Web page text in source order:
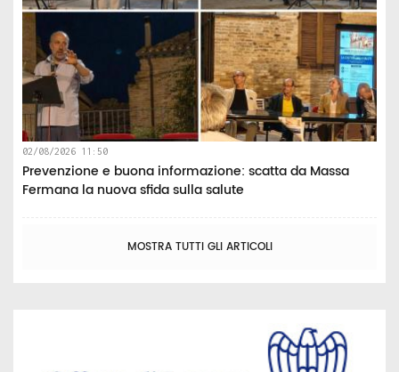
02/08/2026 11:50
Prevenzione e buona informazione: scatta da Massa
Fermana la nuova sfida sulla salute
MOSTRA TUTTI GLI ARTICOLI